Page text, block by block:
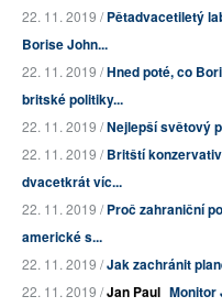
22. 11. 2019 /Pětadvacetiletý
Borise John...
22. 11. 2019 /Hned poté, co
britské politiky...
22. 11. 2019 /Nejlepší světový
22. 11. 2019 /Britští
dvacetkrát víc...
22. 11. 2019 /Proč zahraniční
americké s...
22. 11. 2019 /Jak zachránit
22. 11. 2019 /Jan Paul Monitor